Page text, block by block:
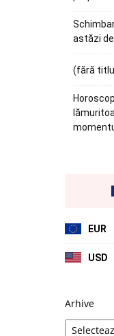
astăzi
(fără
EUR
USD
Arhive